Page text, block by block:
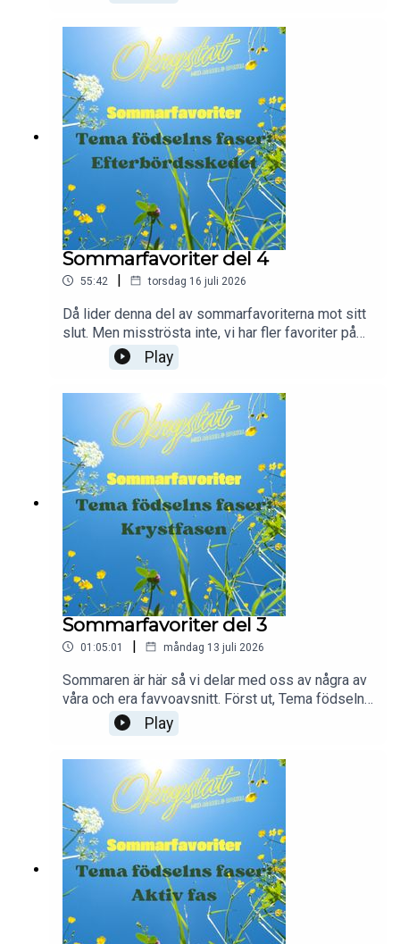
Sommarfavoriter del 4
55:42 | torsdag 16 juli 2026
Då lider denna del av sommarfavoriterna mot sitt
slut. Men misströsta inte, vi har fler favoriter på
lager."Dags för den sista delen i vårt tema om
förlossningens faser. Tiden är kommen för
Play
Sommarfavoriter del 3
01:05:01 | måndag 13 juli 2026
Sommaren är här så vi delar med oss av några av
våra och era favvoavsnitt. Först ut, Tema födselns
faser!"Del tre i vårt tema om födselns faser är
kommen. Idag går vi igenom den mytomspunna
kan vara, vad man får och inte får göra! All that
good stuff. Hoppas ni gillar!"
Play